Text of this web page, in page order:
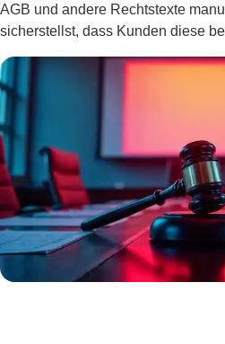
AGB und andere Rechtstexte
sicherstellst, dass Kunden diese